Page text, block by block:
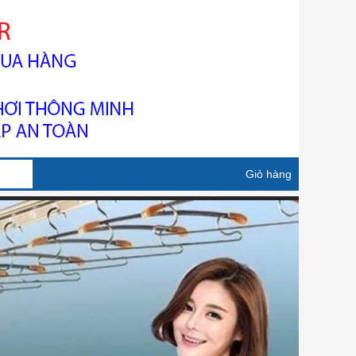
Giỏ hàng